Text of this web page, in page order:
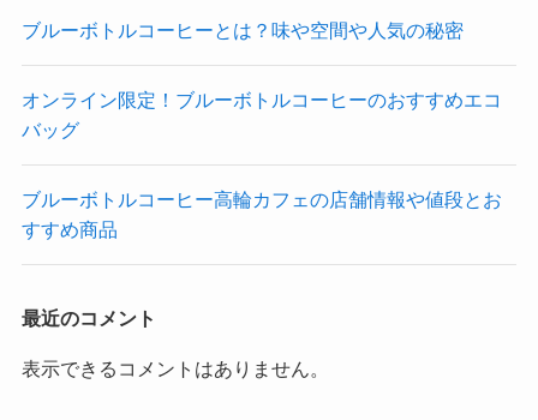
ブルーボトルコーヒーとは？味や空間や人気の秘密
オンライン限定！ブルーボトルコーヒーのおすすめエコ
バッグ
ブルーボトルコーヒー高輪カフェの店舗情報や値段とお
すすめ商品
最近のコメント
表示できるコメントはありません。